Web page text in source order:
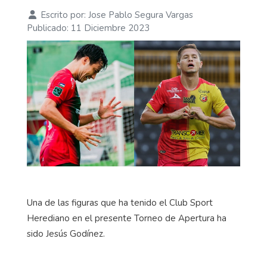
Escrito por: Jose Pablo Segura Vargas
Publicado: 11 Diciembre 2023
Una de las figuras que ha tenido el Club Sport
Herediano en el presente Torneo de Apertura ha
sido Jesús Godínez.